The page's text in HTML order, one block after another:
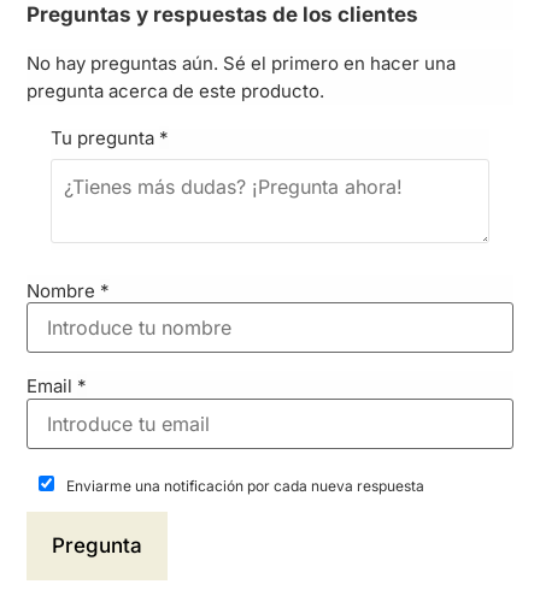
Preguntas y respuestas de los clientes
No hay preguntas aún. Sé el primero en hacer una
pregunta acerca de este producto.
Tu pregunta *
Nombre *
Email *
Enviarme una notificación por cada nueva respuesta